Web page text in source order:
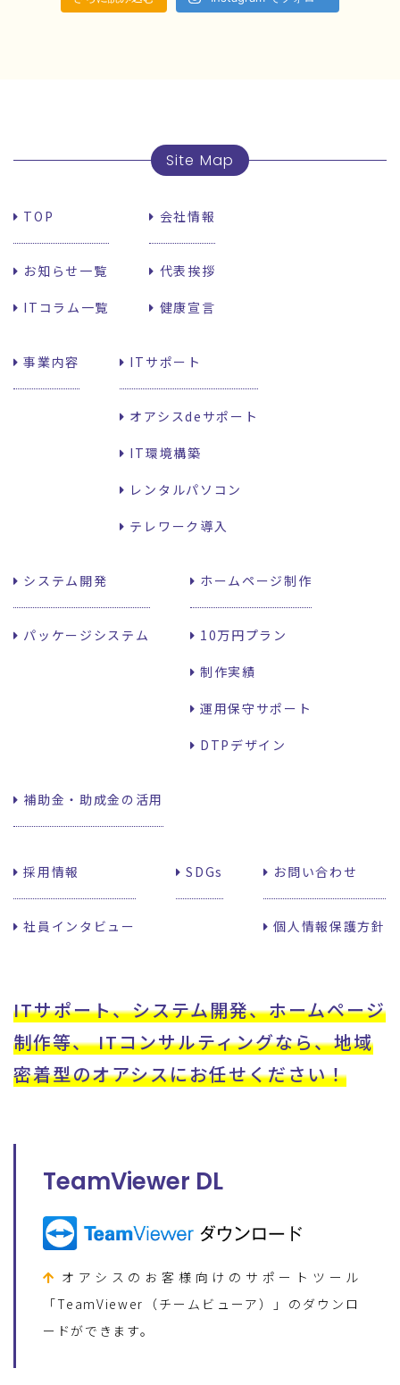
Site Map
TOP
お知らせ一覧
ITコラム一覧
会社情報
代表挨拶
健康宣言
事業内容 ITサポート
オアシスdeサポート
IT環境構築
レンタルパソコン
テレワーク導入
システム開発
パッケージシステム
ホームページ制作
10万円プラン
制作実績
運用保守サポート
DTPデザイン
補助金・助成金の活用
採用情報
社員インタビュー
SDGs お問い合わせ
個人情報保護方針
ITサポート、システム開発、ホームページ
制作等、ITコンサルティングなら、地域
密着型のオアシスにお任せください！
TeamViewer DL
オアシスのお客様向けのサポートツール
「TeamViewer（チームビューア）」のダウンロ
ードができます。